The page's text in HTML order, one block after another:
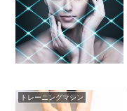
トレーニングマシン